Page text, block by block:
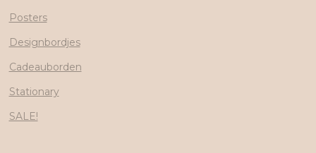
Posters
Designbordjes
Cadeauborden
Stationary
SALE!